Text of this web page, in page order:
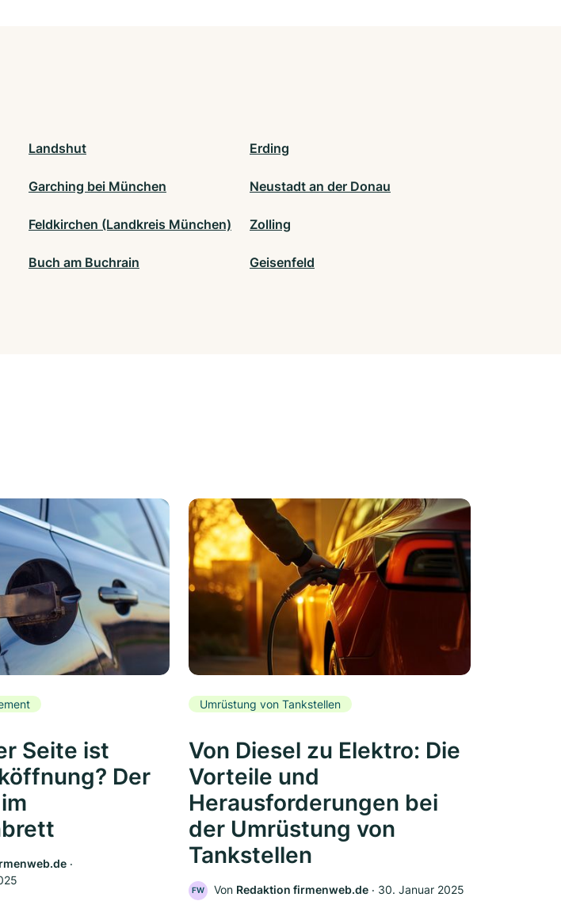
Landshut Erding
Garching bei München Neustadt an der Donau
Feldkirchen (Landkreis München) Zolling
Buch am Buchrain Geisenfeld
Seite ist
Der
‧
Umrüstung von Tankstellen
Von Diesel zu Elektro: Die
Vorteile und
Herausforderungen bei
der Umrüstung von
Tankstellen
FW Von Redaktion firmenweb.de ‧ 30. Januar 2025